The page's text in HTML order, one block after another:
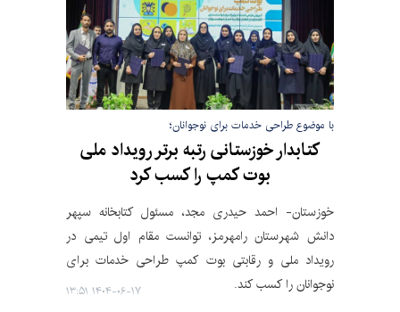
با موضوع طراحی خدمات برای نوجوانان؛
کتابدار خوزستانی رتبه برتر رویداد ملی
بوت کمپ را کسب کرد
خوزستان- احمد حیدری مجد، مسئول کتابخانه سپهر
دانش شهرستان رامهرمز، توانست مقام اول تیمی در
رویداد ملی و رقابتی بوت کمپ طراحی خدمات برای
نوجوانان را کسب کند.
۱۴۰۴-۰۶-۱۷ ۱۳:۵۱